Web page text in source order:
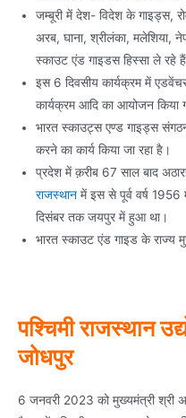
जम्बूरी में देश- विदेश के गाइड्स,
अरब, घाना, श्रीलंका, मलेशिया,
स्काउट एंड गाइडस हिस्सा ले रहे
इस 6 दिवसीय कार्यक्रम में
कार्यक्रम आदि का आयोजन किया
भारत स्काउट्स एण्ड गाइड्स संगठन
करने का कार्य किया जा रहा है।
प्रदेश में क़रीब 67 साल बाद
राजस्थान में इस से पूर्व वर्ष 1956
दिसंबर तक जयपुर में हुआ था।
भारत स्काउट एंड गाइड के राज्य
पश्चिमी राजस्थान
जोधपुर
6 जनवरी 2023 को मुख्यमंत्री श्री